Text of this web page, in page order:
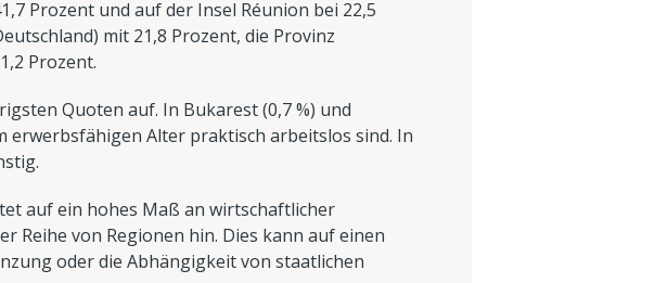
Prozent und auf der Insel Réunion bei 22,5
mit 21,8 Prozent, die Provinz
Prozent.
Quoten auf. In Bukarest (0,7 %) und
erwerbsfähigen Alter praktisch arbeitslos sind. In
auf ein hohes Maß an wirtschaftlicher
Reihe von Regionen hin. Dies kann auf einen
oder die Abhängigkeit von staatlichen